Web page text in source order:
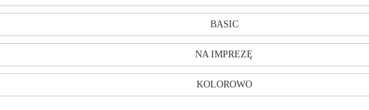
BASIC
NA IMPREZĘ
KOLOROWO